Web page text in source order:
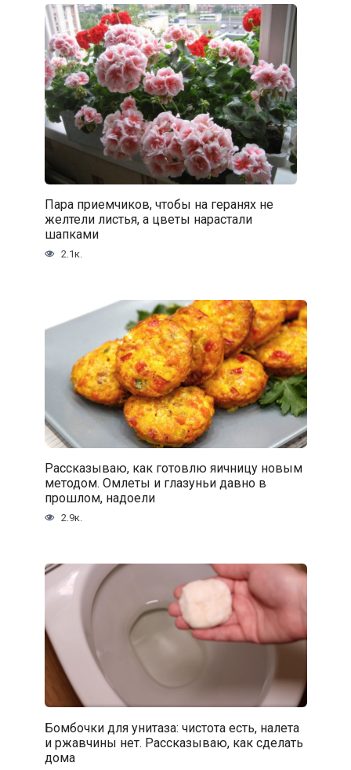
Пара приемчиков, чтобы на геранях не
желтели листья, а цветы нарастали
шапками
2.1к.
Рассказываю, как готовлю яичницу новым
методом. Омлеты и глазуньи давно в
прошлом, надоели
2.9к.
Бомбочки для унитаза: чистота есть, налета
и ржавчины нет. Рассказываю, как сделать
дома